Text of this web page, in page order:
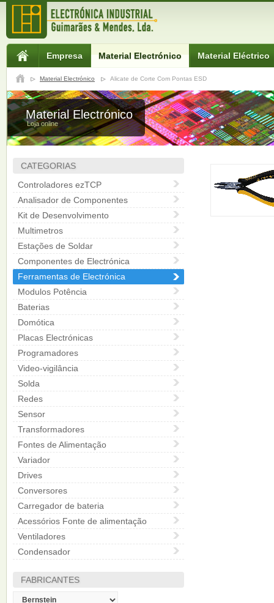
Empresa Material Electrónico Material Eléctrico
Material Electrónico Alicate de Corte Com Pontas ESD
Material Electrónico
Loja online
CATEGORIAS
Controladores ezTCP
Analisador de Componentes
Kit de Desenvolvimento
Multimetros
Estações de Soldar
Componentes de Electrónica
Ferramentas de Electrónica
Modulos Potência
Baterias
Domótica
Placas Electrónicas
Programadores
Video-vigilância
Solda
Redes
Sensor
Transformadores
Fontes de Alimentação
Variador
Drives
Conversores
Carregador de bateria
Acessórios Fonte de alimentação
Ventiladores
Condensador
FABRICANTES